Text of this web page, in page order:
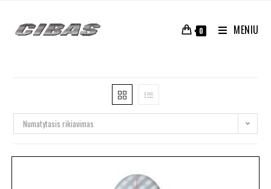
0 MENIU
Numatytasis rikiavimas